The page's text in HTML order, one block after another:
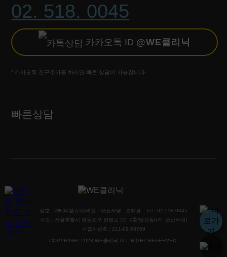
02. 518. 0045
카카오톡 ID @WE클리닉
* 카카오톡 친구추가를 하시면 빠른 상담이 가능합니다.
빠른상담
상호 : WE(더블유이)의원 대표자명 : 조애경
Tel : 02.518.0045
주소 : 서울특별시 영등포구 양평로 22, 7층(당산동6가, 당산타워)
사업자번호 : 211-09-53769
COPYRIGHT 2023 WE클리닉 ALL RIGHT RESERVED.